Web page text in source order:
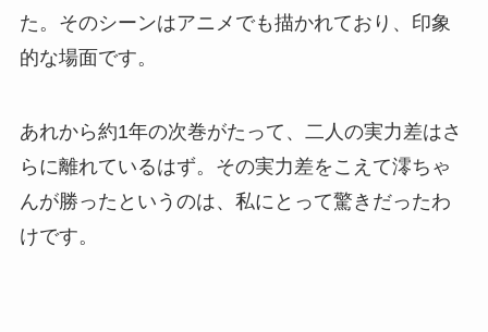
た。そのシーンはアニメでも描かれており、印象
的な場面です。
あれから約1年の次巻がたって、二人の実力差はさ
らに離れているはず。その実力差をこえて澪ちゃ
んが勝ったというのは、私にとって驚きだったわ
けです。